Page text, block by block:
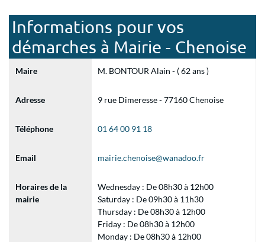
Informations pour vos
démarches à Mairie - Chenoise
Maire M. BONTOUR Alain - ( 62 ans )
Adresse 9 rue Dimeresse - 77160 Chenoise
Téléphone 01 64 00 91 18
Email mairie.chenoise@wanadoo.fr
Horaires de la
mairie
Wednesday : De 08h30 à 12h00
Saturday : De 09h30 à 11h30
Thursday : De 08h30 à 12h00
Friday : De 08h30 à 12h00
Monday : De 08h30 à 12h00